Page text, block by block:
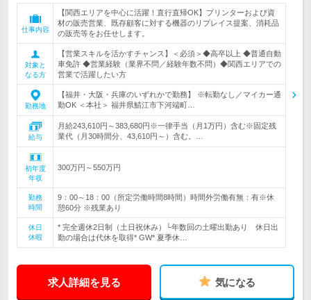
仕事内容
【関西エリアを中心に活躍！直行直帰OK】プリンターおよび資
材の販売営業、既存顧客に対する機器のリプレイス提案、消耗品
の販売等をお任せします。
対象と
なる方
【営業スキルを活かすチャンス】＜必須＞◆高卒以上 ◆普通自動
車免許 ◆営業経験（業界不問／経験年数不問）◆関西エリアでの
営業で活躍したい方
勤務地
【福井・大阪・兵庫のいずれかで勤務】 ※転勤なし／マイカー通
勤OK ＜本社＞ 福井県鯖江市下河端町…
給与
月給243,610円～383,680円※一律手当（月1万円）含む※固定残
業代（月30時間分、43,610円～）含む。…
初年度
年収
300万円～550万円
勤務
時間
9：00～18：00（所定労働時間8時間）時間外労働有無：有※休
憩60分 ※残業あり
休日
休暇
* 完全週休2日制（土日祝休み）└年数回の土曜出勤あり 休日出
勤の場合は代休を取得* GW* 夏季休…
求人詳細を見る 気になる